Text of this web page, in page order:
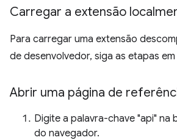
Carregar a extensão
Para carregar uma extensão
de desenvolvedor, siga as etapas em
Abrir uma página de
Digite a palavra-chave "api" na
do navegador.